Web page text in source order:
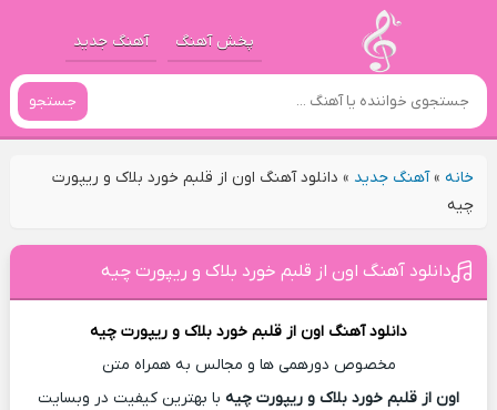
پخش آهنگ آهنگ جدید
جستجو
خانه»آهنگ جدید » دانلود آهنگ اون از قلبم خورد بلاک و ریپورت
چیه
دانلود آهنگ اون از قلبم خورد بلاک و ریپورت چیه
دانلود آهنگ اون از قلبم خورد بلاک و ریپورت چیه
مخصوص دورهمی ها و مجالس به همراه متن
اون از قلبم خورد بلاک و ریپورت چیه با بهترین کیفیت در وبسایت